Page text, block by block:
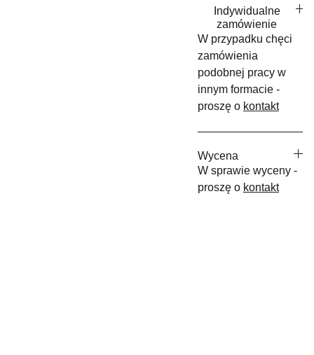
Indywidualne
zamówienie
W przypadku chęci
zamówienia
podobnej pracy w
innym formacie -
proszę o kontakt
Wycena
W sprawie wyceny -
proszę o kontakt